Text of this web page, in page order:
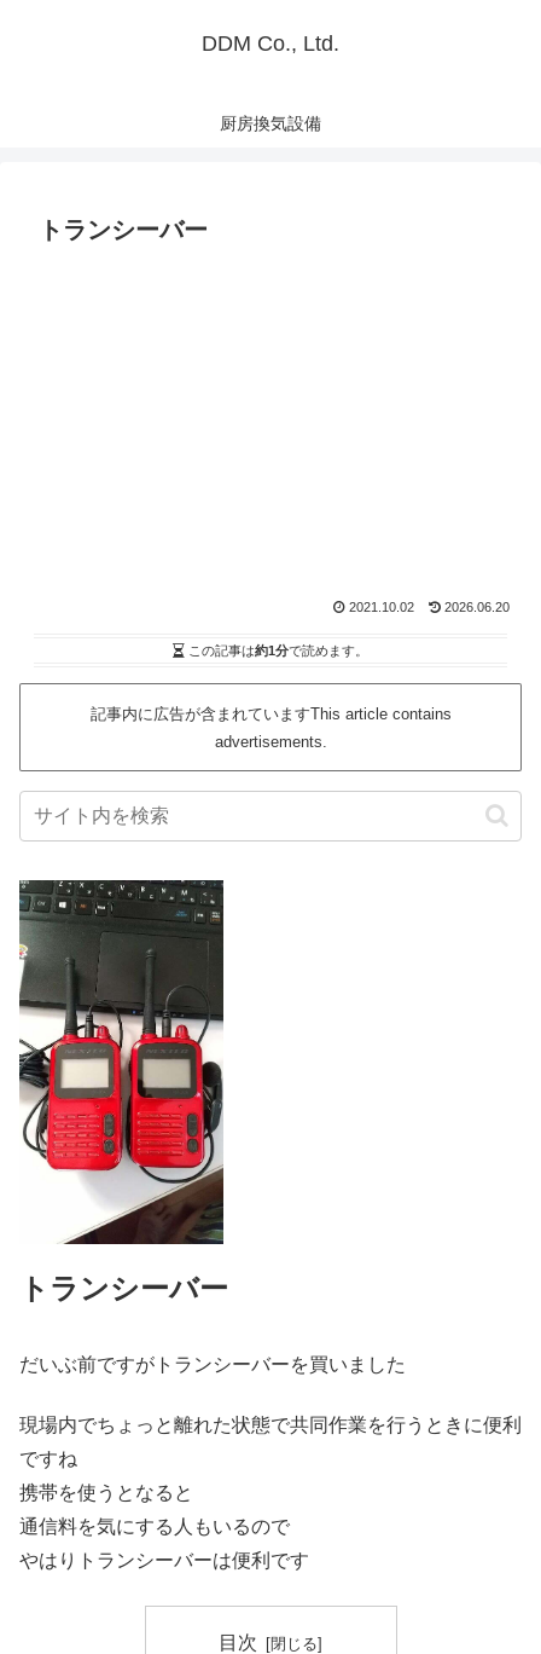
DDM Co., Ltd.
厨房換気設備
トランシーバー
2021.10.02 2026.06.20
この記事は約1分で読めます。
記事内に広告が含まれていますThis article contains
advertisements.
トランシーバー
だいぶ前ですがトランシーバーを買いました
現場内でちょっと離れた状態で共同作業を行うときに便利
ですね
携帯を使うとなると
通信料を気にする人もいるので
やはりトランシーバーは便利です
目次